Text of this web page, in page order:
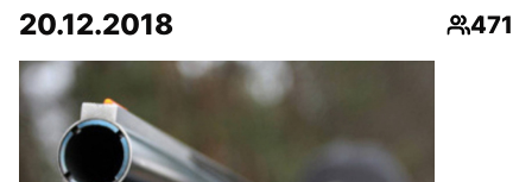
20.12.2018
471